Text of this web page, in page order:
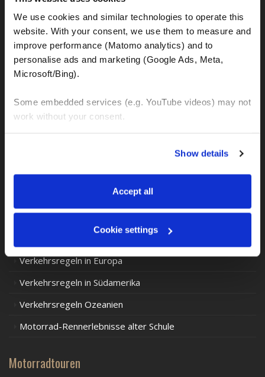
We use cookies and similar technologies to operate this
website. With your consent, we use them to measure and
improve performance (Matomo analytics) and to
personalise ads and marketing (Google Ads, Meta,
Microsoft/Bing).
Some embedded services (e.g. YouTube videos) may not
work without your consent.
manage your preferences. You can change your choice
at any time via “Cookie settings” in the footer. For more
Privacy & Cookie Policy
Show details
Accept all
Cookie settings
FINDE MEHR HERAUS!
Motorrad Vermietung
Vorsichtsmaßnahmen
Verkehrsregeln in Europa
Verkehrsregeln in Südamerika
Verkehrsregeln Ozeanien
Motorrad-Rennerlebnisse alter Schule
Motorradtouren